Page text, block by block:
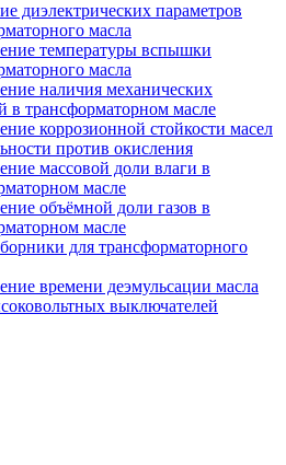
диэлектрических параметров
масла
температуры вспышки
масла
наличия механических
в трансформаторном масле
коррозионной стойкости масел
против окисления
массовой доли влаги в
масле
объёмной доли газов в
масле
для трансформаторного
времени деэмульсации масла
выключателей